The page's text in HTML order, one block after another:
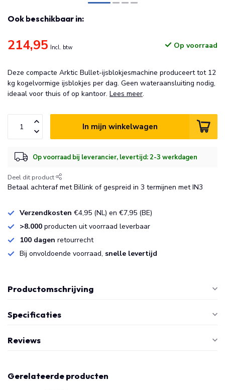
Ook beschikbaar in:
214,95 Incl. btw Op voorraad
Deze compacte Arktic Bullet-ijsblokjesmachine produceert tot 12
kg kogelvormige ijsblokjes per dag. Geen wateraansluiting nodig,
ideaal voor thuis of op kantoor. Lees meer.
In mijn winkelwagen
Op voorraad bij leverancier, levertijd: 2-3 werkdagen
Deel dit product
Betaal achteraf met Billink of gespreid in 3 termijnen met IN3
Verzendkosten €4,95 (NL) en €7,95 (BE)
>8.000 producten uit voorraad leverbaar
100 dagen retourrecht
Bij onvoldoende voorraad, snelle levertijd
Productomschrijving
Specificaties
Reviews
Gerelateerde producten